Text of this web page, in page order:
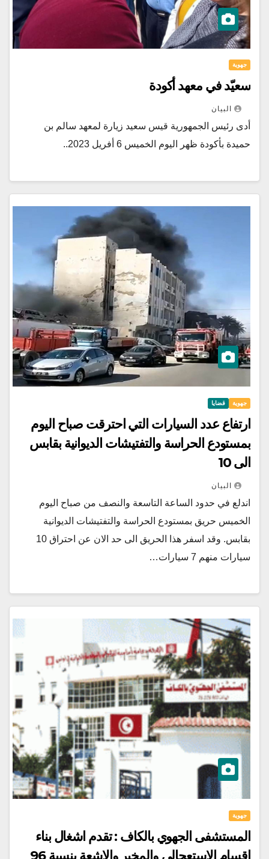
جهوية
سعيّد في معهد أكودة
البيان
أدى رئيس الجمهورية قيس سعيد زيارة لمعهد سالم بن
حميدة بأكودة ظهر اليوم الخميس 6 أفريل 2023..
جهوية قضايا
ارتفاع عدد السيارات التي احترقت صباح اليوم
بمستودع الحراسة والتفتيشات الديوانية بقابس
الى 10
البيان
اندلع في حدود الساعة التاسعة والنصف من صباح اليوم
الخميس حريق بمستودع الحراسة والتفتيشات الديوانية
بقابس. وقد اسفر هذا الحريق الى حد الان عن احتراق 10
سيارات منهم 7 سيارات…
جهوية
المستشفى الجهوي بالكاف : تقدم اشغال بناء